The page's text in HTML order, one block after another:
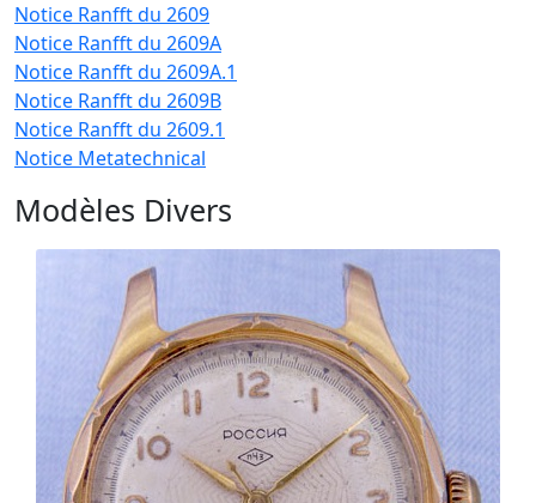
Notice Ranfft du 2609
Notice Ranfft du 2609A
Notice Ranfft du 2609A.1
Notice Ranfft du 2609B
Notice Ranfft du 2609.1
Notice Metatechnical
Modèles Divers